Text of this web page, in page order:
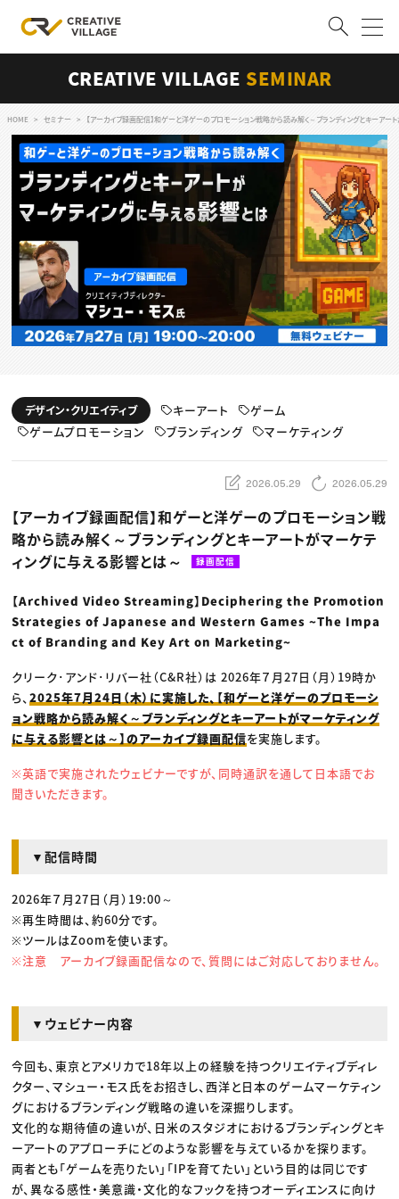
ログイン 会員登録
RECRUIT
クリエイター求人を探す
CREATIVE JOB求人検索
特集求人
採用説明会
転職支援サービス
CONTENTS
スキルアップしたい！
動画配信・映像制作
編集・ライティング
マーケティング
業界解説・キャリア事情
TOP Creator’s コラム トップ
Webクリエイター
アプリクリエイター
映像クリエイター
C＆R Magazine
セミナー
ニュース・トレンド
Web
映像
ゲーム・エンタメ
広告
出版
プロフェッショナル×つながる×メディア
CREATIVE VILLAGE SEMINAR
HOME セミナー 【アーカイブ録画配信】和ゲーと洋ゲーのプロモーション戦略から読み解く～ブランディングとキーアー
デザイン・クリエイティブ キーアート
ゲーム
ゲームプロモーション
ブランディング マーケティング
2026.05.29 2026.05.29
【アーカイブ録画配信】和ゲーと洋ゲーのプロモーション戦
略から読み解く～ブランディングとキーアートがマーケテ
ィングに与える影響とは～
録画配信
【Archived Video Streaming】Deciphering the Promotion
Strategies of Japanese and Western Games ~The Impa
ct of Branding and Key Art on Marketing~
クリーク･アンド･リバー社（C&R社）は 2026年７月27日（月）19時か
ら、2025年7月24日（木）に実施した、【和ゲーと洋ゲーのプロモーシ
ョン戦略から読み解く～ブランディングとキーアートがマーケティング
に与える影響とは～】のアーカイブ録画配信を実施します。
※英語で実施されたウェビナーですが、同時通訳を通して日本語でお
聞きいただきます。
▼配信時間
2026年７月27日（月）19:00～
※再生時間は、約60分です。
※ツールはZoomを使います。
※注意 アーカイブ録画配信なので、質問にはご対応しておりません。
▼ウェビナー内容
今回も、東京とアメリカで18年以上の経験を持つクリエイティブディレ
クター、マシュー・モス氏をお招きし、西洋と日本のゲームマーケティン
グにおけるブランディング戦略の違いを深掘りします。
文化的な期待値の違いが、日米のスタジオにおけるブランディングとキ
ーアートのアプローチにどのような影響を与えているかを探ります。
両者とも「ゲームを売りたい」「IPを育てたい」という目的は同じです
が、異なる感性・美意識・文化的なフックを持つオーディエンスに向け